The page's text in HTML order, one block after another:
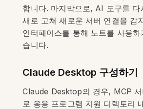
합니다. 마지막으로, AI 도구를 다
새로 고쳐 새로운 서버 연결을 감
인터페이스를 통해 노트를 사용
습니다.
Claude Desktop 구성하기
Claude Desktop의 경우, MCP 서
로 응용 프로그램 지원 디렉토리